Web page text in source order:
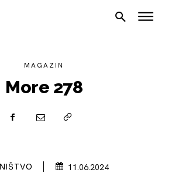
MAGAZIN
More 278
11.06.2024